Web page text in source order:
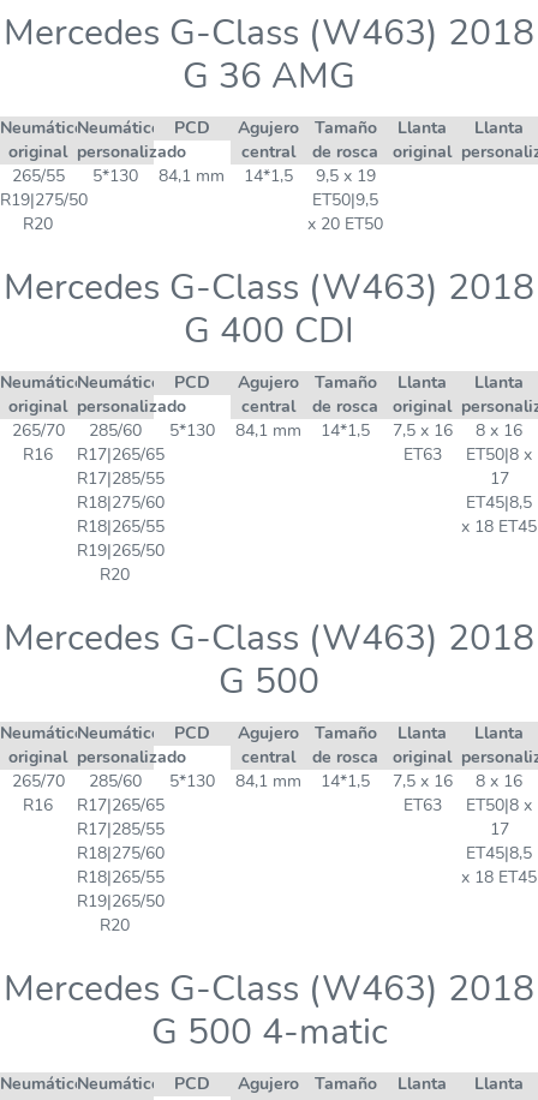
Mercedes G-Class (W463) 2018
G 36 AMG
Neumático
original
Neumático
personalizado
PCD
Agujero
central
Tamaño
de rosca
Llanta
original
Llanta
265/55
R19|275/50
R20
5*130 84,1 mm 14*1,5
9,5 x 19
ET50|9,5
x 20 ET50
Mercedes G-Class (W463) 2018
G 400 CDI
Neumático
original
Neumático
personalizado
PCD
Agujero
central
Tamaño
de rosca
Llanta
original
Llanta
265/70
R16
285/60
R17|265/65
R17|285/55
R18|275/60
R18|265/55
R19|265/50
R20
5*130 84,1 mm 14*1,5
7,5 x 16
ET63
8 x 16
ET50|8 x
17
ET45|8,5
x 18 ET45
Mercedes G-Class (W463) 2018
G 500
Neumático
original
Neumático
personalizado
PCD
Agujero
central
Tamaño
de rosca
Llanta
original
Llanta
265/70
R16
285/60
R17|265/65
R17|285/55
R18|275/60
R18|265/55
R19|265/50
R20
5*130 84,1 mm 14*1,5
7,5 x 16
ET63
8 x 16
ET50|8 x
17
ET45|8,5
x 18 ET45
Mercedes G-Class (W463) 2018
G 500 4-matic
NeumáticoNeumático
PCD
Agujero
Tamaño
Llanta
Llanta